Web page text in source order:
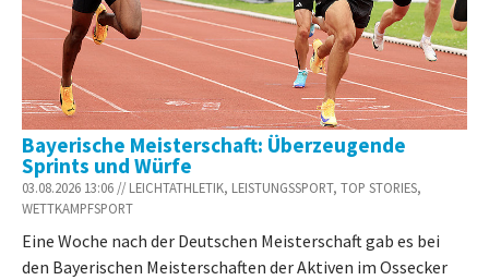
Bayerische Meisterschaft: Überzeugende
Sprints und Würfe
03.08.2026 13:06 // LEICHTATHLETIK, LEISTUNGSSPORT, TOP STORIES,
WETTKAMPFSPORT
Eine Woche nach der Deutschen Meisterschaft gab es bei
den Bayerischen Meisterschaften der Aktiven im Ossecker